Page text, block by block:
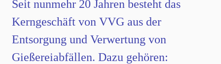
Seit nunmehr 20 Jahren besteht das
Kerngeschäft von VVG aus der
Entsorgung und Verwertung von
Gießereiabfällen. Dazu gehören: